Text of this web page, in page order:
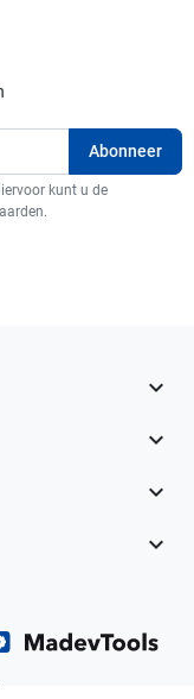
kunt u de



